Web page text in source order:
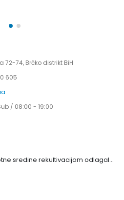
72-74, Brčko distrikt BiH
605
/ 08:00 - 19:00
Zaštita životne sredine rekultivacijom odlagališta